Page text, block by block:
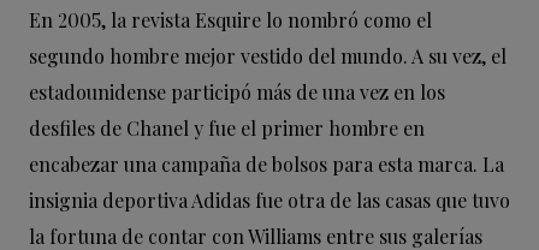
En 2005, la revista Esquire lo nombró como el
segundo hombre mejor vestido del mundo. A su vez, el
estadounidense participó más de una vez en los
desfiles de Chanel y fue el primer hombre en
encabezar una campaña de bolsos para esta marca. La
insignia deportiva Adidas fue otra de las casas que tuvo
la fortuna de contar con Williams entre sus galerías